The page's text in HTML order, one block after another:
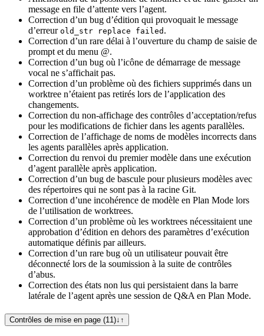
message en file d’attente vers l’agent.
Correction d’un bug d’édition qui provoquait le message
d’erreur old_str replace failed .
Correction d’un rare délai à l’ouverture du champ de saisie de
prompt et du menu @.
Correction d’un bug où l’icône de démarrage de message
vocal ne s’affichait pas.
Correction d’un problème où des fichiers supprimés dans un
worktree n’étaient pas retirés lors de l’application des
changements.
Correction du non‑affichage des contrôles d’acceptation/refus
pour les modifications de fichier dans les agents parallèles.
Correction de l’affichage de noms de modèles incorrects dans
les agents parallèles après application.
Correction du renvoi du premier modèle dans une exécution
d’agent parallèle après application.
Correction d’un bug de bascule pour plusieurs modèles avec
des répertoires qui ne sont pas à la racine Git.
Correction d’une incohérence de modèle en Plan Mode lors
de l’utilisation de worktrees.
Correction d’un problème où les worktrees nécessitaient une
approbation d’édition en dehors des paramètres d’exécution
automatique définis par ailleurs.
Correction d’un rare bug où un utilisateur pouvait être
déconnecté lors de la soumission à la suite de contrôles
d’abus.
Correction des états non lus qui persistaient dans la barre
latérale de l’agent après une session de Q&A en Plan Mode.
Contrôles de mise en page (11)↓ ↑